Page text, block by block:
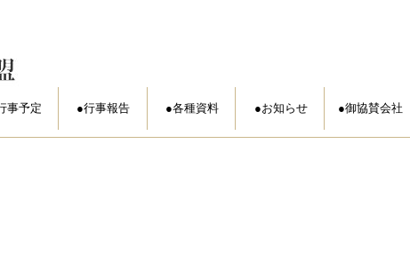
事予定 行事報告 各種資料 お知らせ 御協賛会社